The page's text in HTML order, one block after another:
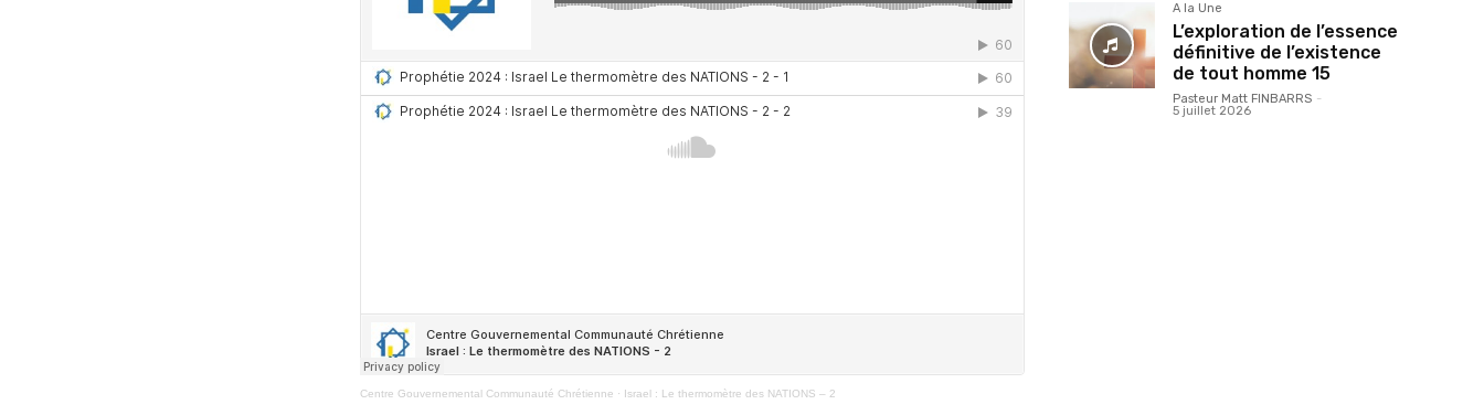
Centre Gouvernemental Communauté Chrétienne · Israel : Le thermomètre des NATIONS – 2
A la Une
L’exploration de l’essence
définitive de l’existence
de tout homme 15
Pasteur Matt FINBARRS -
5 juillet 2026